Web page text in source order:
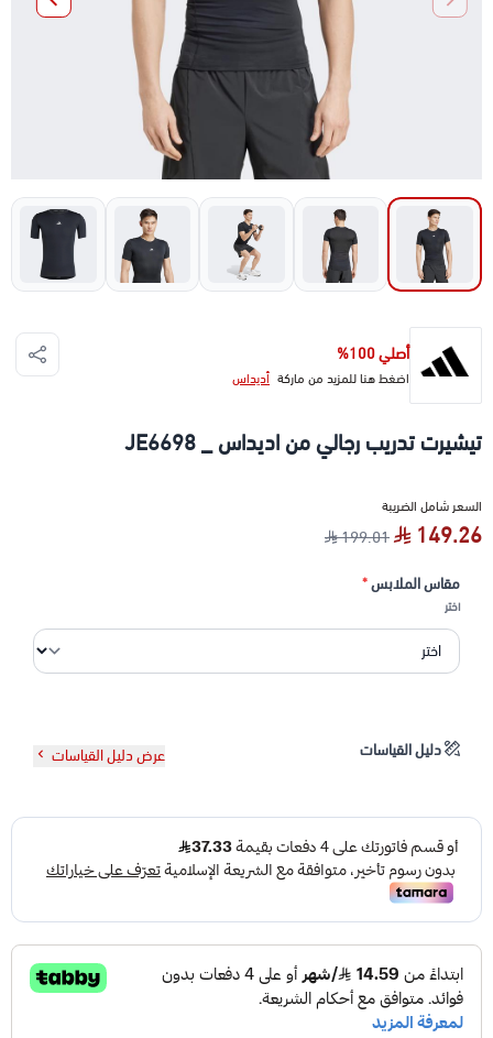
أصلي 100%
اضغط هنا للمزيد من ماركة أديداس
تيشيرت تدريب رجالي من اديداس _ JE6698
السعر شامل الضريبة
149.26
199.01
مقاس الملابس*
اختر
دليل القياسات عرض دليل القياسات